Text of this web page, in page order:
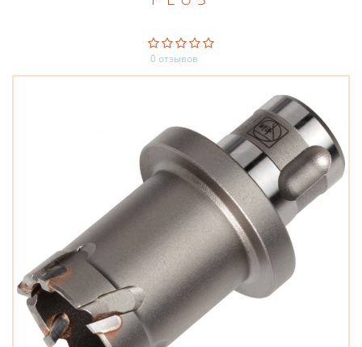
0 отзывов